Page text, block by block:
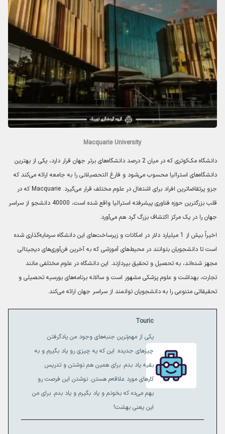
Macquarie University
دانشگاه مک‌کوتری که در میان 2 درصد دانشگاه‌های برتر جهان قرار دارد، یکی از بهترین
دانشگاه‌های استرالیا محسوب می‌شود و فارغ ‌التحصیلانی را به جامعه ارائه می‌کند که
جزو پرتقاضاترین افراد برای اشتغال در علوم مختلف قرار می‌گیرد. Macquarie که در
قلب بزرگترین حوزه فناوری پیشرفته استرالیا واقع شده است، 40000 دانشجو از سراسر
جهان را در یک مرکز اکتشاف بزرگ گرد هم می‌آورد.
اخیراً بیش از 1 میلیارد دلار در امکانات و زیرساخت‌های این دانشگاه سرمایه‌گذاری شده
است تا دانشجویان بتوانند در محیط‌های آموزشی که به آخرین فن‌آوری‌های دیجیتالی
مجهز شده‌اند، به تحصیل و تحقیق بپردازند. این دانشگاه در علوم مختلفی مانند
تجارت، بهداشت و علوم پزشکی مشهور است و سالانه برنامه‌های بورسیه تحصیلی و
تحقیقاتی متنوعی را به دانشجویان توانمند از سراسر جهان ارائه می‌کند.
Touric
یکی از مهم‌ترین جنبه‌های وجود من یادگرفتن
چیزهای جدیده. این که یه چیزی رو یاد بگیرم و به
بقیه یاد بدم. برای همین هم نوشتن و تدریس
کارهای مورد علاقه‌م هستن. نوشتن این فرصت رو
بهم می‌ده که بخونم و یاد بگیرم و یاد بدم. برای من
این یعنی بهشت!‌